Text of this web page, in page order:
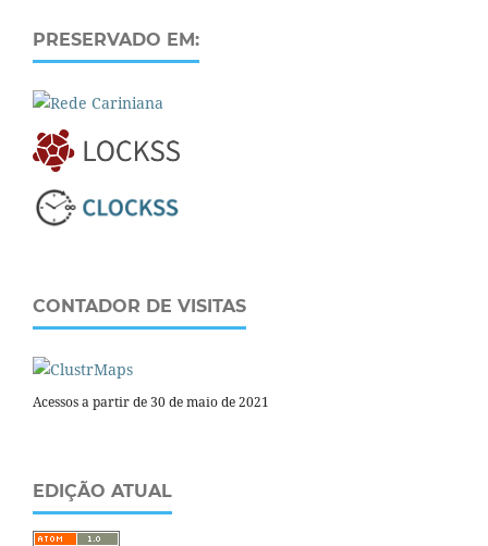
PRESERVADO EM:
CONTADOR DE VISITAS
Acessos a partir de 30 de maio de 2021
EDIÇÃO ATUAL